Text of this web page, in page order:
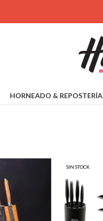
HORNEADO & REPOSTERÍA
SIN STOCK